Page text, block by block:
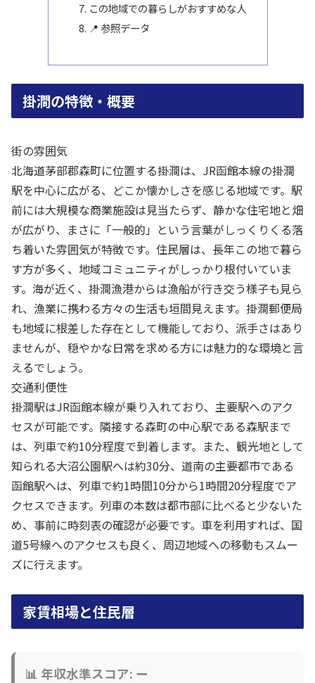
この地域での暮らしがおすすめな人
📍 参照データ
掛澗の特徴・概要
街の雰囲気
北海道茅部郡森町に位置する掛澗は、JR函館本線の掛澗
駅を中心に広がる、どこか懐かしさを感じる地域です。駅
前には大規模な商業施設は見当たらず、静かな住宅地と畑
が広がり、まさに「一般的」という言葉がしっくりくる落
ち着いた雰囲気が特徴です。住民層は、長年この地で暮ら
す方が多く、地域コミュニティがしっかり根付いていま
す。海が近く、掛澗漁港からは漁船が行き交う様子も見ら
れ、漁業に携わる方々の生活も垣間見えます。掛澗郵便局
も地域に根差した存在として機能しており、派手さはあり
ませんが、穏やかな日常を求める方には魅力的な環境と言
えるでしょう。
交通利便性
掛澗駅はJR函館本線が乗り入れており、主要駅へのアク
セスが可能です。隣接する森町の中心駅である森駅まで
は、列車で約10分程度で到着します。また、観光地として
知られる大沼公園駅へは約30分、道南の主要都市である
函館駅へは、列車で約1時間10分から1時間20分程度でア
クセスできます。列車の本数は都市部に比べると少ないた
め、事前に時刻表の確認が必要です。車を利用すれば、国
道5号線へのアクセスも良く、周辺地域への移動もスムー
ズに行えます。
家賃相場と住民層
📊 年収水準スコア: ー